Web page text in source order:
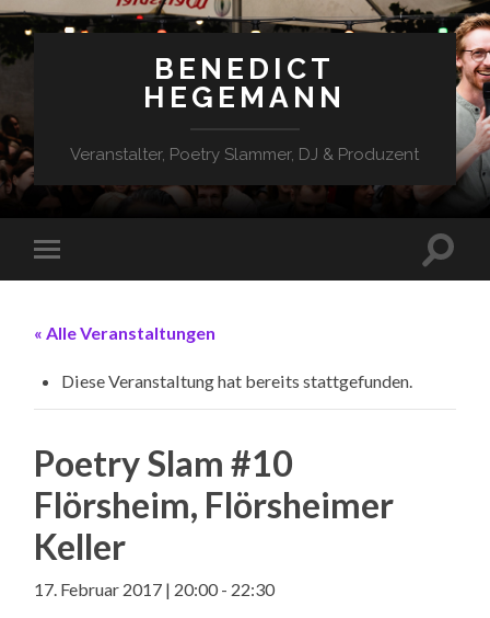
BENEDICT
HEGEMANN
Veranstalter, Poetry Slammer, DJ & Produzent
« Alle Veranstaltungen
Diese Veranstaltung hat bereits stattgefunden.
Poetry Slam #10
Flörsheim, Flörsheimer
Keller
17. Februar 2017 | 20:00 - 22:30